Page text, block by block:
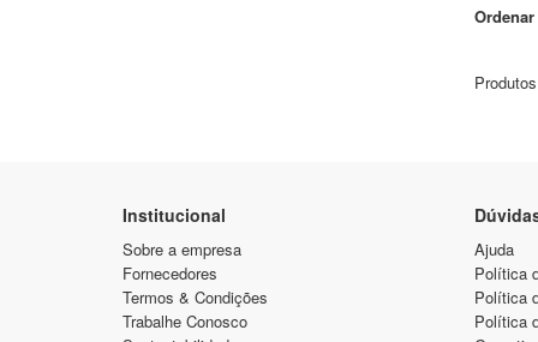
Institucional
Sobre a empresa
Fornecedores
Termos & Condições
Trabalhe Conosco
Ajuda
Política
Política
Política